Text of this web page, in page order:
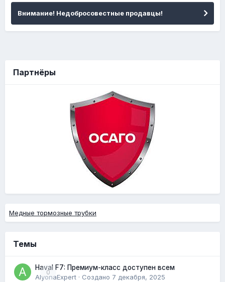
Внимание! Недобросовестные продавцы!
Партнёры
Медные тормозные трубки
Темы
0
Haval F7: Премиум-класс доступен всем
AlyonaExpert · Создано 7 декабря, 2025